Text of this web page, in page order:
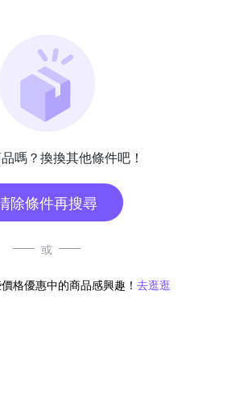
嗎？換換其他條件吧！
除條件再搜尋
或
格優惠中的商品感興趣！ 去逛逛